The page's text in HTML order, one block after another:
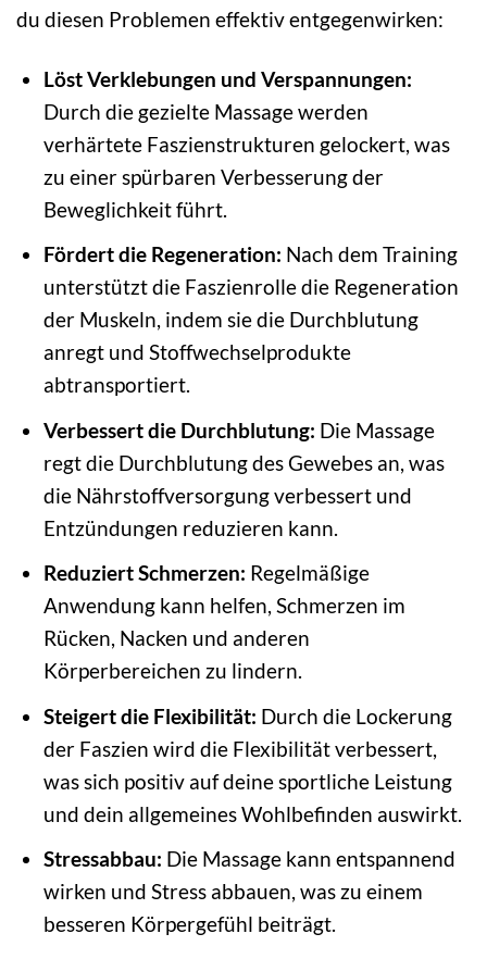
du diesen Problemen effektiv entgegenwirken:
Löst Verklebungen und Verspannungen:
Durch die gezielte Massage werden
verhärtete Faszienstrukturen gelockert, was
zu einer spürbaren Verbesserung der
Beweglichkeit führt.
Fördert die Regeneration: Nach dem Training
unterstützt die Faszienrolle die Regeneration
der Muskeln, indem sie die Durchblutung
anregt und Stoffwechselprodukte
abtransportiert.
Verbessert die Durchblutung: Die Massage
regt die Durchblutung des Gewebes an, was
die Nährstoffversorgung verbessert und
Entzündungen reduzieren kann.
Reduziert Schmerzen: Regelmäßige
Anwendung kann helfen, Schmerzen im
Rücken, Nacken und anderen
Körperbereichen zu lindern.
Steigert die Flexibilität: Durch die Lockerung
der Faszien wird die Flexibilität verbessert,
was sich positiv auf deine sportliche Leistung
und dein allgemeines Wohlbefinden auswirkt.
Stressabbau: Die Massage kann entspannend
wirken und Stress abbauen, was zu einem
besseren Körpergefühl beiträgt.